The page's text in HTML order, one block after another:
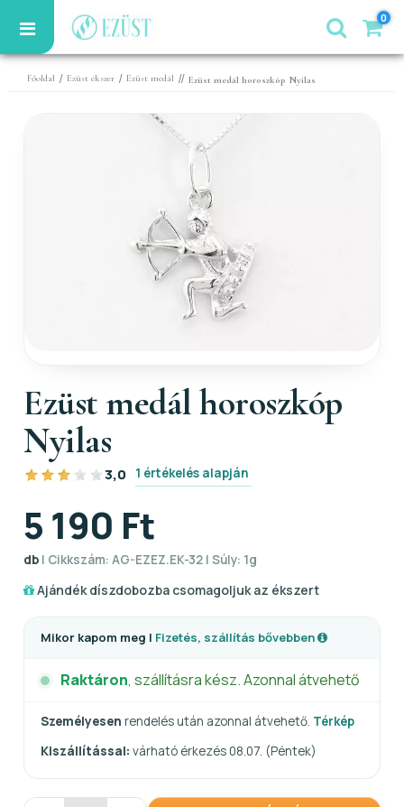
0
Főoldal / Ezüst ékszer / Ezüst medál // Ezüst medál horoszkóp Nyilas
Ezüst medál horoszkóp
Nyilas
3,0 1 értékelés alapján
5 190 Ft
db | Cikkszám: AG-EZEZ.EK-32 | Súly: 1g
Ajándék díszdobozba csomagoljuk az ékszert
Mikor kapom meg | Fizetés, szállítás bővebben
Raktáron, szállításra kész. Azonnal átvehető
Személyesen rendelés után azonnal átvehető. Térkép
Kiszállítással: várható érkezés 08.07. (Péntek)